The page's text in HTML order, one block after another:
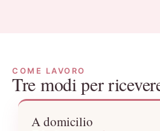
COME LAVORO
Tre modi per
A domicilio